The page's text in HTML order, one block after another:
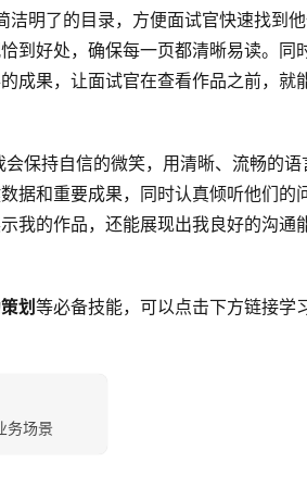
明了的目录，方便面试官快速找到
到好处，确保每一页都清晰易读。同时
成果，让面试官在查看作品之前，就
保持自信的微笑，用清晰、流畅的语
据和重要成果，同时认真倾听他们的
我的作品，还能展现出我良好的沟通
划等必备技能，可以点击下方链接学
务场景